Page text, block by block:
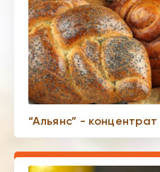
“Альянс” -